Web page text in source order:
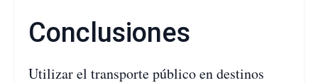
Conclusiones
Utilizar el transporte público en destinos